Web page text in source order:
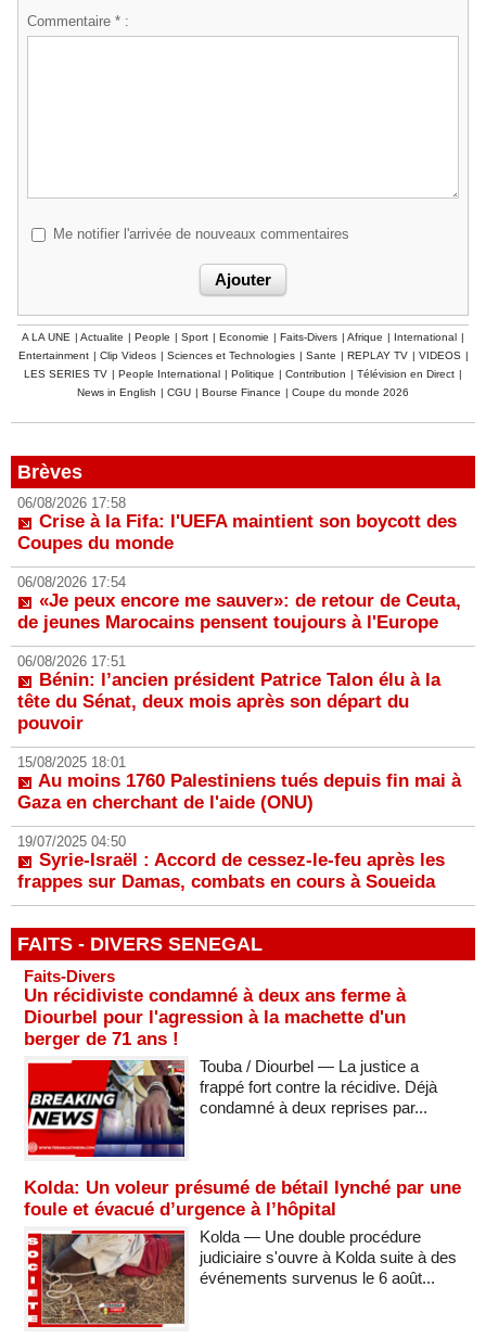
Commentaire * :
Me notifier l'arrivée de nouveaux commentaires
A LA UNE | Actualite | People | Sport | Economie | Faits-Divers | Afrique | International |
Entertainment | Clip Videos | Sciences et Technologies | Sante | REPLAY TV | VIDEOS |
LES SERIES TV | People International | Politique | Contribution | Télévision en Direct |
News in English | CGU | Bourse Finance | Coupe du monde 2026
Brèves
06/08/2026 17:58
Crise à la Fifa: l'UEFA maintient son boycott des
Coupes du monde
06/08/2026 17:54
«Je peux encore me sauver»: de retour de Ceuta,
de jeunes Marocains pensent toujours à l'Europe
06/08/2026 17:51
Bénin: l’ancien président Patrice Talon élu à la
tête du Sénat, deux mois après son départ du
pouvoir
15/08/2025 18:01
Au moins 1760 Palestiniens tués depuis fin mai à
Gaza en cherchant de l'aide (ONU)
19/07/2025 04:50
Syrie-Israël : Accord de cessez-le-feu après les
frappes sur Damas, combats en cours à Soueida
FAITS - DIVERS SENEGAL
Faits-Divers
Un récidiviste condamné à deux ans ferme à
Diourbel pour l'agression à la machette d'un
berger de 71 ans !
Touba / Diourbel — La justice a
frappé fort contre la récidive. Déjà
condamné à deux reprises par...
Kolda: Un voleur présumé de bétail lynché par une
foule et évacué d’urgence à l’hôpital
Kolda — Une double procédure
judiciaire s'ouvre à Kolda suite à des
événements survenus le 6 août...